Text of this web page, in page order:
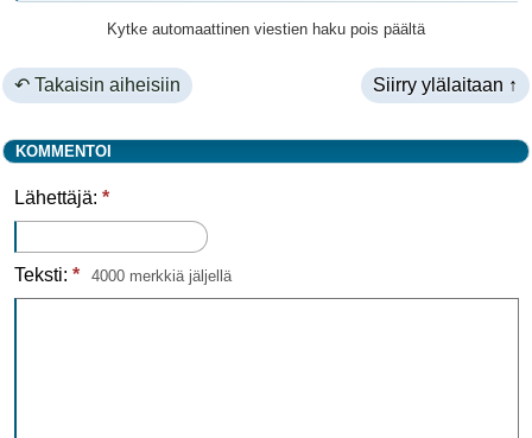
Kytke automaattinen viestien haku pois päältä
↶ Takaisin aiheisiin Siirry ylälaitaan ↑
KOMMENTOI
Lähettäjä: *
Teksti: * 4000 merkkiä jäljellä